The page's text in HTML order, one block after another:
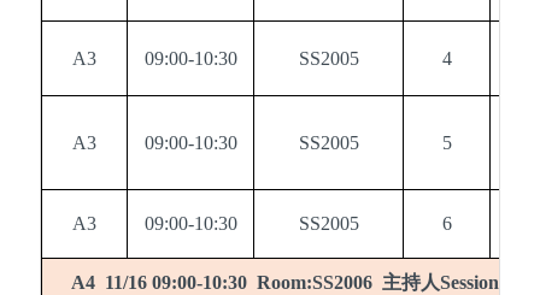
A3 09:00-10:30 SS2005 4
A3 09:00-10:30 SS2005 5
A3 09:00-10:30 SS2005 6
A4 11/16 09:00-10:30 Room:SS2006 主持人Session